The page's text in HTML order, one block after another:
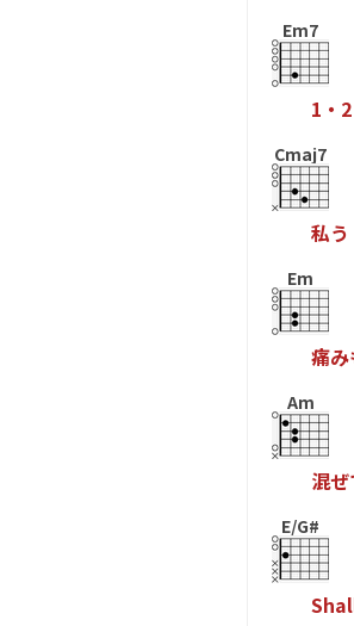
Em7
1 ・ 2
Cmaj7
私う
Em
痛み
Am
混ぜ
E/G#
Shal